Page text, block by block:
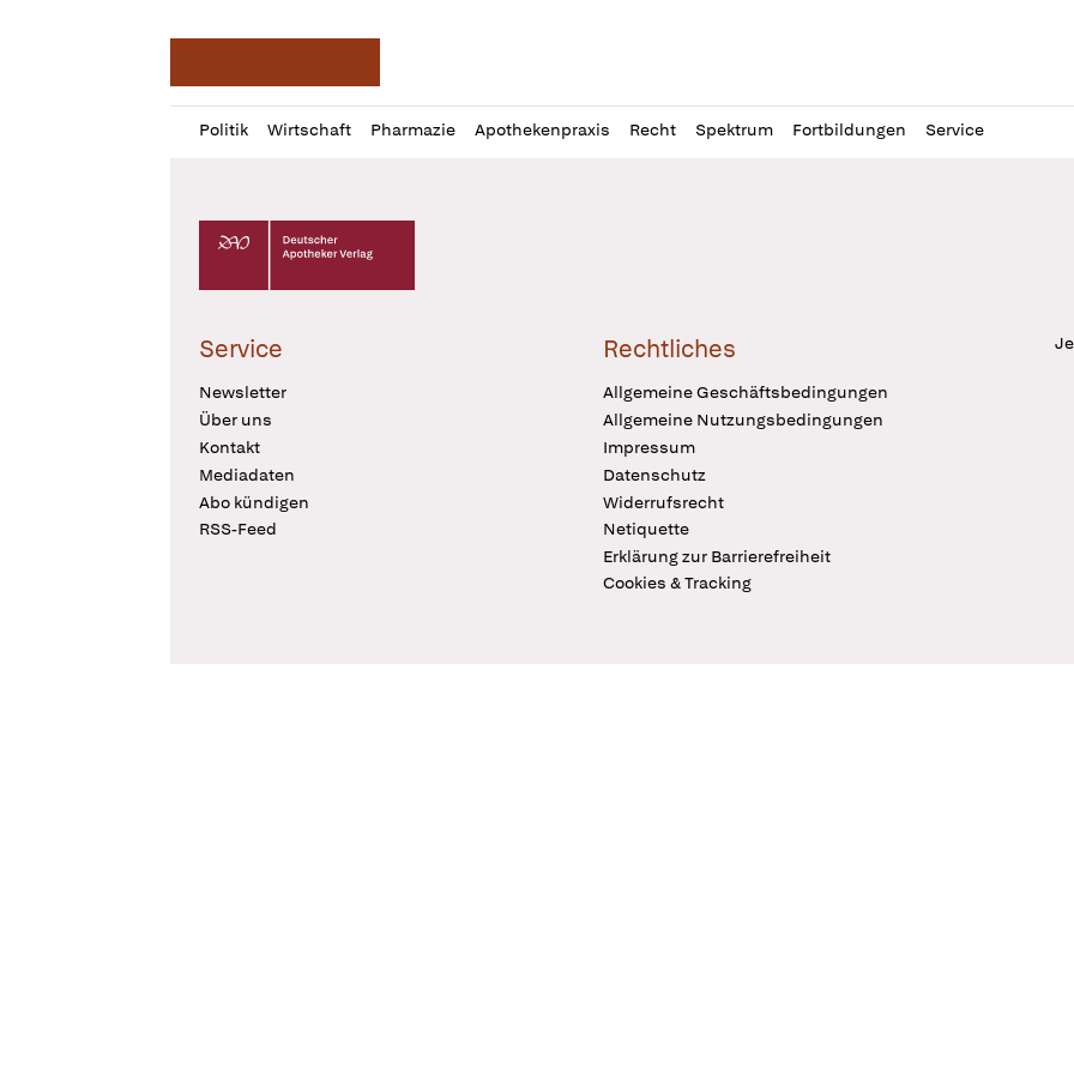
Politik Wirtschaft Pharmazie Apothekenpraxis Recht Spektrum Fortbildungen Service
Profil
öffnen
Daz
Pur
Deutscher Apotheker Verlag Logo
Service
Newsletter
Über uns
Kontakt
Mediadaten
Abo kündigen
RSS-Feed
Rechtliches
Allgemeine Geschäftsbedingungen
Allgemeine Nutzungsbedingungen
Impressum
Datenschutz
Widerrufsrecht
Netiquette
Erklärung zur Barrierefreiheit
Cookies & Tracking